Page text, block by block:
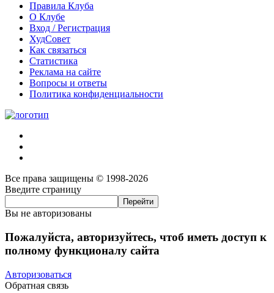
Правила Клуба
О Клубе
Вход / Регистрация
ХудСовет
Как связаться
Статистика
Реклама на сайте
Вопросы и ответы
Политика конфиденциальности
Все права защищены © 1998-2026
Введите страницу
Вы не авторизованы
Пожалуйста, авторизуйтесь, чтоб иметь доступ к
полному функционалу сайта
Авторизоваться
Обратная связь